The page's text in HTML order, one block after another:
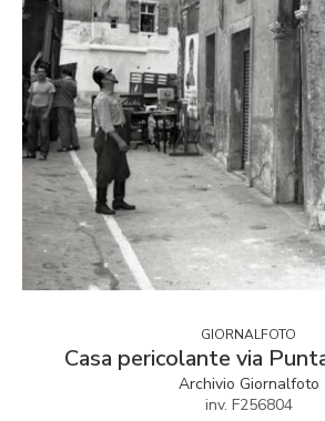
GIORNALFOTO
Casa pericolante via
Archivio Giornalfoto
inv. F256804